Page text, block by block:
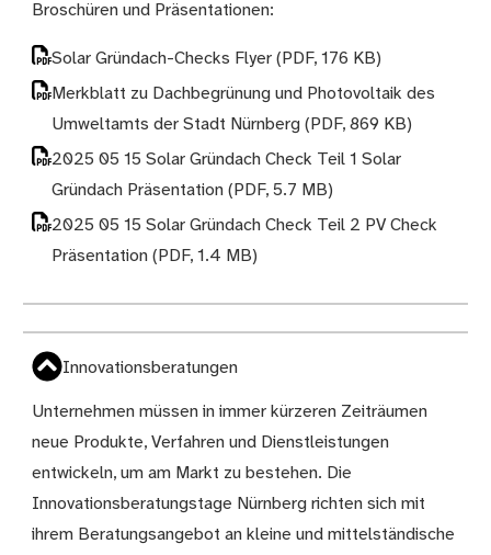
Broschüren und Präsentationen:
Solar Gründach-Checks Flyer(PDF, 176 KB)
Merkblatt zu Dachbegrünung und Photovoltaik des
Umweltamts der Stadt Nürnberg(PDF, 869 KB)
2025 05 15 Solar Gründach Check Teil 1 Solar
Gründach Präsentation(PDF, 5.7 MB)
2025 05 15 Solar Gründach Check Teil 2 PV Check
Präsentation(PDF, 1.4 MB)
Innovationsberatungen
Unternehmen müssen in immer kürzeren Zeiträumen
neue Produkte, Verfahren und Dienstleistungen
entwickeln, um am Markt zu bestehen. Die
Innovationsberatungstage Nürnberg richten sich mit
ihrem Beratungsangebot an kleine und mittelständische